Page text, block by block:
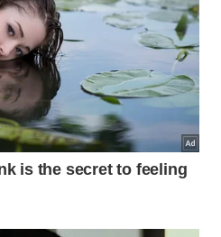
que hoje funciona como um
restaurante -
Márcio Filho/MTur
até hoje, foi
para ficar próximo ao
feira da cidade, por onde
comerciantes e todo tipo